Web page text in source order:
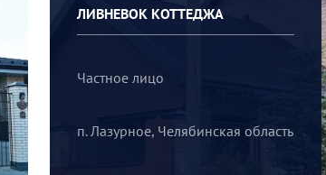
ЛИВНЕВОК КОТТЕДЖА
Частное лицо
п. Лазурное, Челябинская область